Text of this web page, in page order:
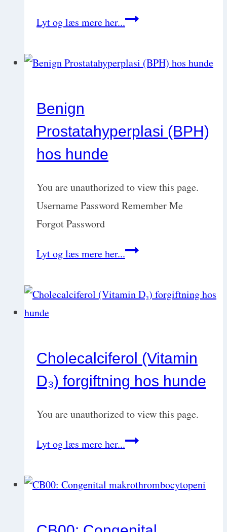
Lyt og læs mere her...Ny
for
hund:
tidligt
med
Benign
Prostatahyperplasi (BPH)
hos hunde
You are unauthorized to view this page.
Username Password Remember Me
Forgot Password
Lyt og læs mere her...Benign
(BPH)
Cholecalciferol (Vitamin
D₃) forgiftning hos hunde
You are unauthorized to view this page.
Lyt og læs mere her...Cholecalciferol
D₃)